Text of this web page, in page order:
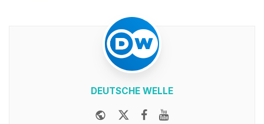
DEUTSCHE WELLE
WebsiteTwitterFacebook